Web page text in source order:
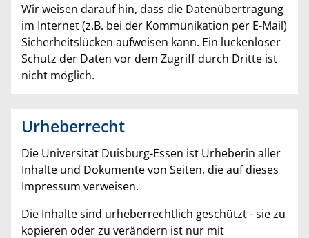
Wir weisen darauf hin, dass die Datenübertragung
im Internet (z.B. bei der Kommunikation per E-Mail)
Sicherheitslücken aufweisen kann. Ein lückenloser
Schutz der Daten vor dem Zugriff durch Dritte ist
nicht möglich.
Urheberrecht
Die Universität Duisburg-Essen ist Urheberin aller
Inhalte und Dokumente von Seiten, die auf dieses
Impressum verweisen.
Die Inhalte sind urheberrechtlich geschützt - sie zu
kopieren oder zu verändern ist nur mit